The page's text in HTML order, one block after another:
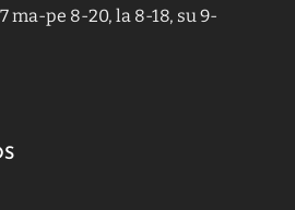
ma-pe 8-20, la 8-18, su 9-